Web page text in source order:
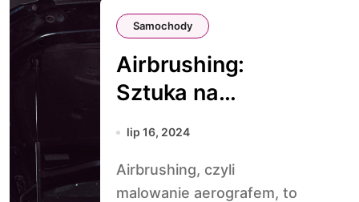
Samochody
Airbrushing:
Sztuka na
karoserii
lip 16, 2024
Airbrushing, czyli
malowanie aerografem, to